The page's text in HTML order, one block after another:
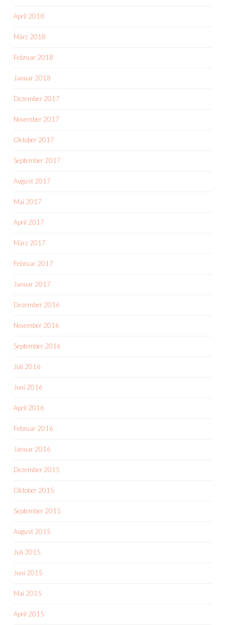
April 2018
März 2018
Februar 2018
Januar 2018
Dezember 2017
November 2017
Oktober 2017
September 2017
August 2017
Mai 2017
April 2017
März 2017
Februar 2017
Januar 2017
Dezember 2016
November 2016
September 2016
Juli 2016
Juni 2016
April 2016
Februar 2016
Januar 2016
Dezember 2015
Oktober 2015
September 2015
August 2015
Juli 2015
Juni 2015
Mai 2015
April 2015